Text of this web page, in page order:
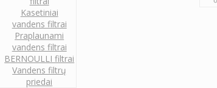
Kasetiniai
vandens filtrai
Praplaunami
vandens filtrai
BERNOULLI filtrai
Vandens filtrų
priedai